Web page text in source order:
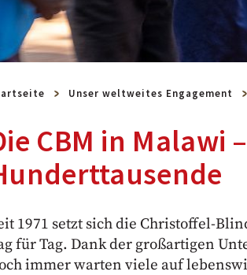
Unser weltweites Engagement
CBM in
1971 setzt sich die Christoffel-
für Tag. Dank der großartigen
immer warten viele auf